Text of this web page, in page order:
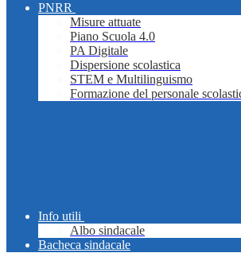
PNRR
Misure attuate
Piano Scuola 4.0
PA Digitale
Dispersione scolastica
STEM e Multilinguismo
Formazione del personale
Info utili
Albo sindacale
Bacheca sindacale